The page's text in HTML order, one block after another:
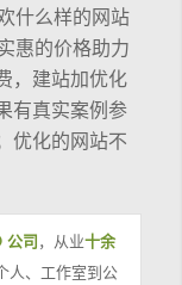
什么样的网站
惠的价格助力
，建站加优化
有真实案例参
优化的网站不
公司，从业十余
人、工作室到公